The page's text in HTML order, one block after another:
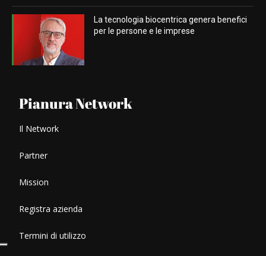
La tecnologia biocentrica genera benefici
per le persone e le imprese
Pianura Network
Il Network
Partner
Mission
Registra azienda
Termini di utilizzo